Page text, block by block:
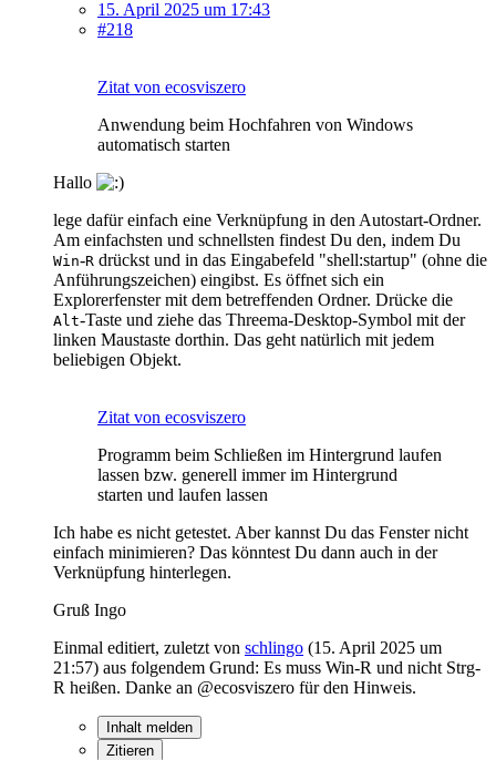
15. April 2025 um 17:43
#218
Zitat von ecosviszero
Anwendung beim Hochfahren von Windows
automatisch starten
Hallo
lege dafür einfach eine Verknüpfung in den Autostart-Ordner.
Am einfachsten und schnellsten findest Du den, indem Du
Win-R drückst und in das Eingabefeld "shell:startup" (ohne die
Anführungszeichen) eingibst. Es öffnet sich ein
Explorerfenster mit dem betreffenden Ordner. Drücke die
Alt-Taste und ziehe das Threema-Desktop-Symbol mit der
linken Maustaste dorthin. Das geht natürlich mit jedem
beliebigen Objekt.
Zitat von ecosviszero
Programm beim Schließen im Hintergrund laufen
lassen bzw. generell immer im Hintergrund
starten und laufen lassen
Ich habe es nicht getestet. Aber kannst Du das Fenster nicht
einfach minimieren? Das könntest Du dann auch in der
Verknüpfung hinterlegen.
Gruß Ingo
Einmal editiert, zuletzt von schlingo (15. April 2025 um
21:57) aus folgendem Grund: Es muss Win-R und nicht Strg-
R heißen. Danke an @ecosviszero für den Hinweis.
Inhalt melden
Zitieren